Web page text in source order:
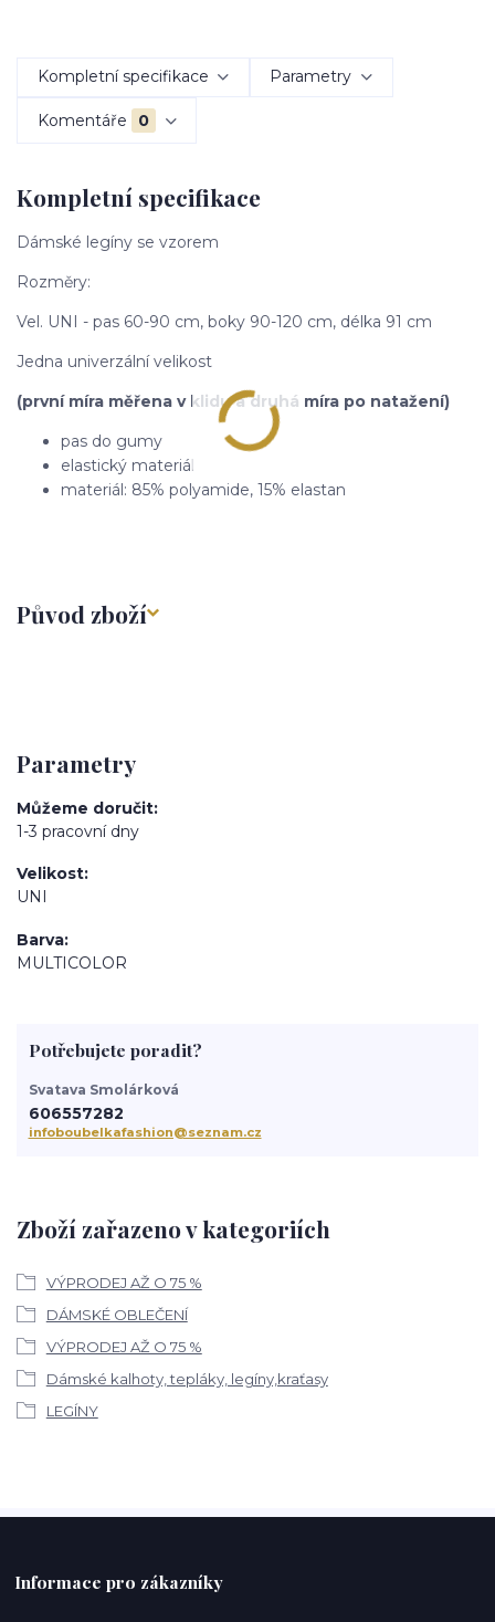
Kompletní specifikace Parametry
Komentáře 0
Kompletní specifikace
Dámské legíny se vzorem
Rozměry:
Vel. UNI - pas 60-90 cm, boky 90-120 cm, délka 91 cm
Jedna univerzální velikost
(první míra měřena v klidu a druhá míra po natažení)
pas do gumy
elastický materiál
materiál: 85% polyamide, 15% elastan
Původ zboží
Parametry
Můžeme doručit
1-3 pracovní dny
Velikost
UNI
Barva
MULTICOLOR
Zboží zařazeno v kategoriích
VÝPRODEJ AŽ O 75 %
DÁMSKÉ OBLEČENÍ
VÝPRODEJ AŽ O 75 %
Dámské kalhoty, tepláky, legíny,kraťasy
LEGÍNY
Potřebujete poradit?
Svatava Smolárková
606557282
infoboubelkafashion@seznam.cz
Informace pro zákazníky